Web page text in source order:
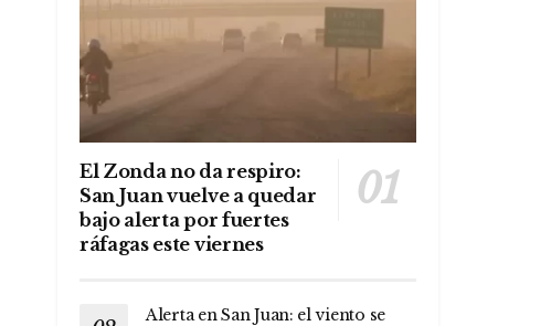
El Zonda no da respiro:
San Juan vuelve a quedar
bajo alerta por fuertes
ráfagas este viernes
Alerta en San Juan: el viento se